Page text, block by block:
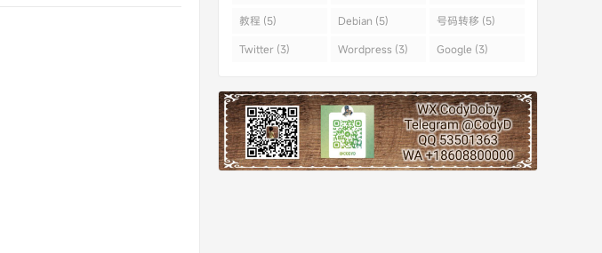
教程 (5) Debian (5) 号码转移 (5)
Twitter (3) Wordpress (3) Google (3)